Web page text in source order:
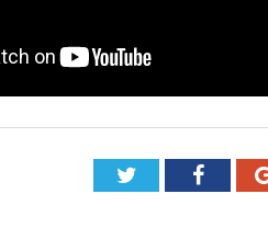
Twitter